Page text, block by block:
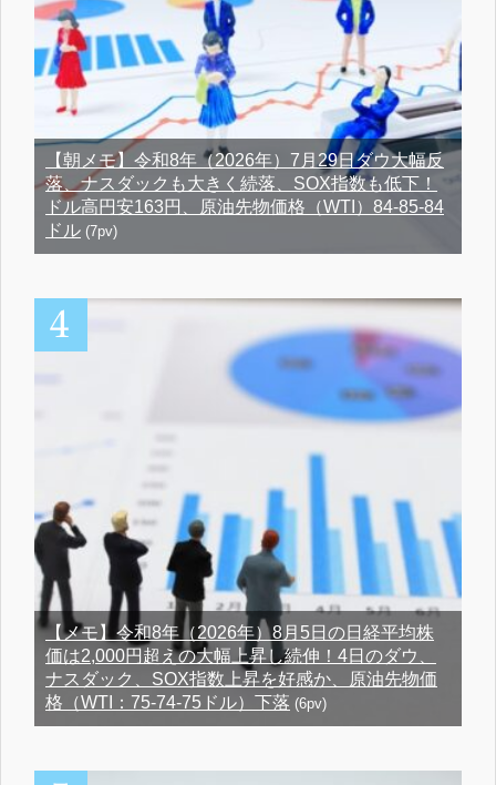
【朝メモ】令和8年（2026年）7月29日ダウ大幅反
落、ナスダックも大きく続落、SOX指数も低下！
ドル高円安163円、原油先物価格（WTI）84-85-84
ドル (7pv)
【メモ】令和8年（2026年）8月5日の日経平均株
価は2,000円超えの大幅上昇し続伸！4日のダウ、
ナスダック、SOX指数上昇を好感か、原油先物価
格（WTI：75-74-75ドル）下落 (6pv)